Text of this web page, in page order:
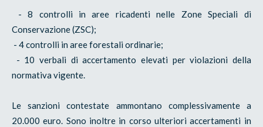
- 8 controlli in aree ricadenti nelle Zone Speciali di
Conservazione (ZSC);
- 4 controlli in aree forestali ordinarie;
- 10 verbali di accertamento elevati per violazioni della
normativa vigente.
Le sanzioni contestate ammontano complessivamente a
20.000 euro. Sono inoltre in corso ulteriori accertamenti in